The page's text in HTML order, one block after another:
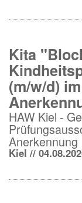
Kita
(m/w/d) im
HAW Kiel -
Anerkennung
Kiel //